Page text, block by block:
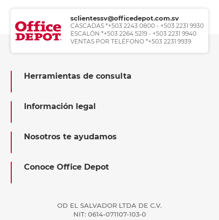
sclientessv@officedepot.com.sv
CASCADAS *+503 2243 0800 - +503 2231 9930
ESCALÓN *+503 2264 5219 - +503 2231 9940
VENTAS POR TELÉFONO *+503 2231 9939
Herramientas de consulta
Información legal
Nosotros te ayudamos
Conoce Office Depot
OD EL SALVADOR LTDA DE C.V.
NIT: 0614-071107-103-0